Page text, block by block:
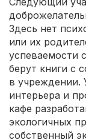
Здесь нет
или их
успеваемости
берут книги с
в учреждении.
интерьера и
кафе
экологичных
собственный